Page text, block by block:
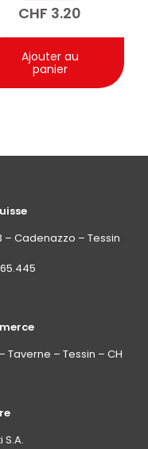
CHF 3.20
Ajouter au
panier
– Cadenazzo – Tessin
Taverne – Tessin – CH